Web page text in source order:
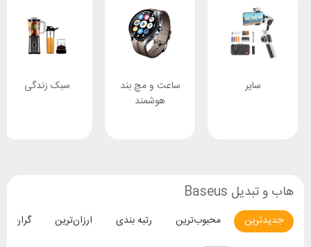
سایر
ساعت و مچ بند
هوشمند
سبک زندگی
هاب و تبدیل Baseus
جدیدترین محبوب‌ترین رتبه بندی ارزان‌ترین